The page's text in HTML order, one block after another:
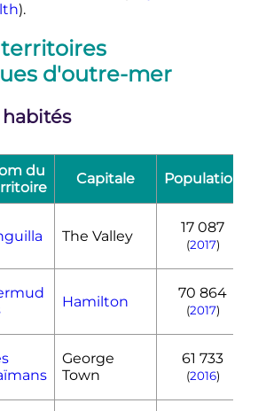
).
d'outre-mer
du
Capitale Population
The Valley
17 087
(2017)
Hamilton
70 864
(2017)
George
Town
61 733
(2016)